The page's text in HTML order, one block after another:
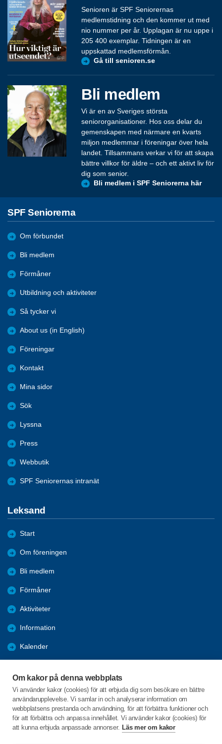
Om kakor på denna webbplats
Vi använder kakor (cookies) för att erbjuda dig som besökare en bättre
användarupplevelse. Vi samlar in och analyserar information om
webbplatsens prestanda och användning, för att förbättra funktioner och
för att förbättra och anpassa innehållet. Vi använder kakor (cookies) för
att kunna erbjuda anpassade annonser. Läs mer om kakor
Senioren är SPF Seniorernas
medlemstidning och den kommer ut med
nio nummer per år. Upplagan är nu uppe i
205 400 exemplar. Tidningen är en
uppskattad medlemsförmån.
Gå till senioren.se
Bli medlem
Vi är en av Sveriges största
seniororganisationer. Hos oss delar du
gemenskapen med närmare en kvarts
miljon medlemmar i föreningar över hela
landet. Tillsammans verkar vi för att skapa
bättre villkor för äldre – och ett aktivt liv för
dig som senior.
Bli medlem i SPF Seniorerna här
SPF Seniorerna
Om förbundet
Bli medlem
Förmåner
Utbildning och aktiviteter
Så tycker vi
About us (in English)
Föreningar
Kontakt
Mina sidor
Sök
Lyssna
Press
Webbutik
SPF Seniorernas intranät
Leksand
Start
Om föreningen
Bli medlem
Förmåner
Aktiviteter
Information
Kalender
Vi påverkar
C/o:Anders Majgren